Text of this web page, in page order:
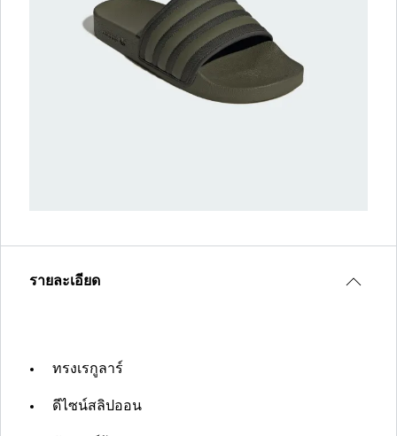
รายละเอียด
ทรงเรกูลาร์
ดีไซน์สลิปออน